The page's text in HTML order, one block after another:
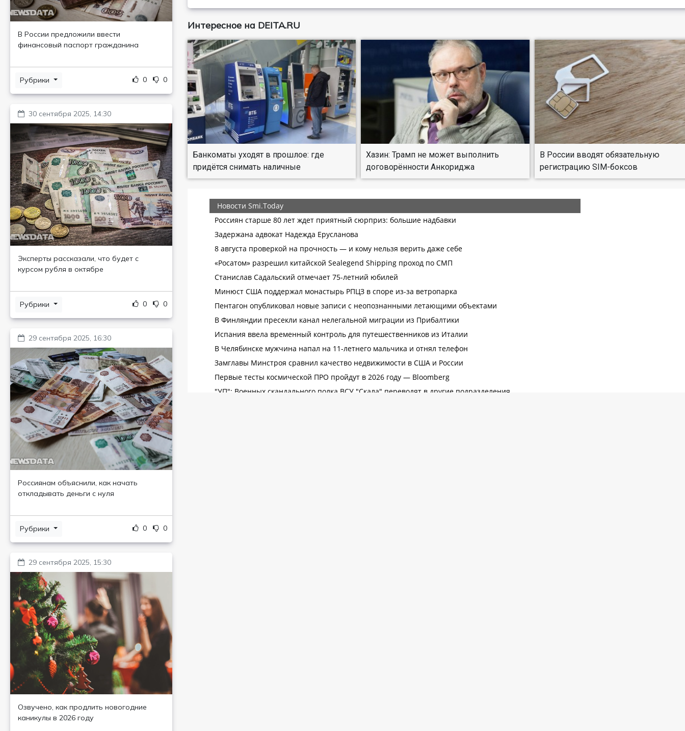
В России предложили ввести
финансовый паспорт гражданина
Рубрики 0 0
30 сентября 2025, 14:30
Эксперты рассказали, что будет с
курсом рубля в октябре
Рубрики 0 0
29 сентября 2025, 16:30
Россиянам объяснили, как начать
откладывать деньги с нуля
Рубрики 0 0
29 сентября 2025, 15:30
Озвучено, как продлить новогодние
каникулы в 2026 году
Интересное на DEITA.RU
Банкоматы уходят в прошлое: где
придётся снимать наличные
Хазин: Трамп не может выполнить
договорённости Анкориджа
В России вводят обязательную
регистрацию SIM-боксов